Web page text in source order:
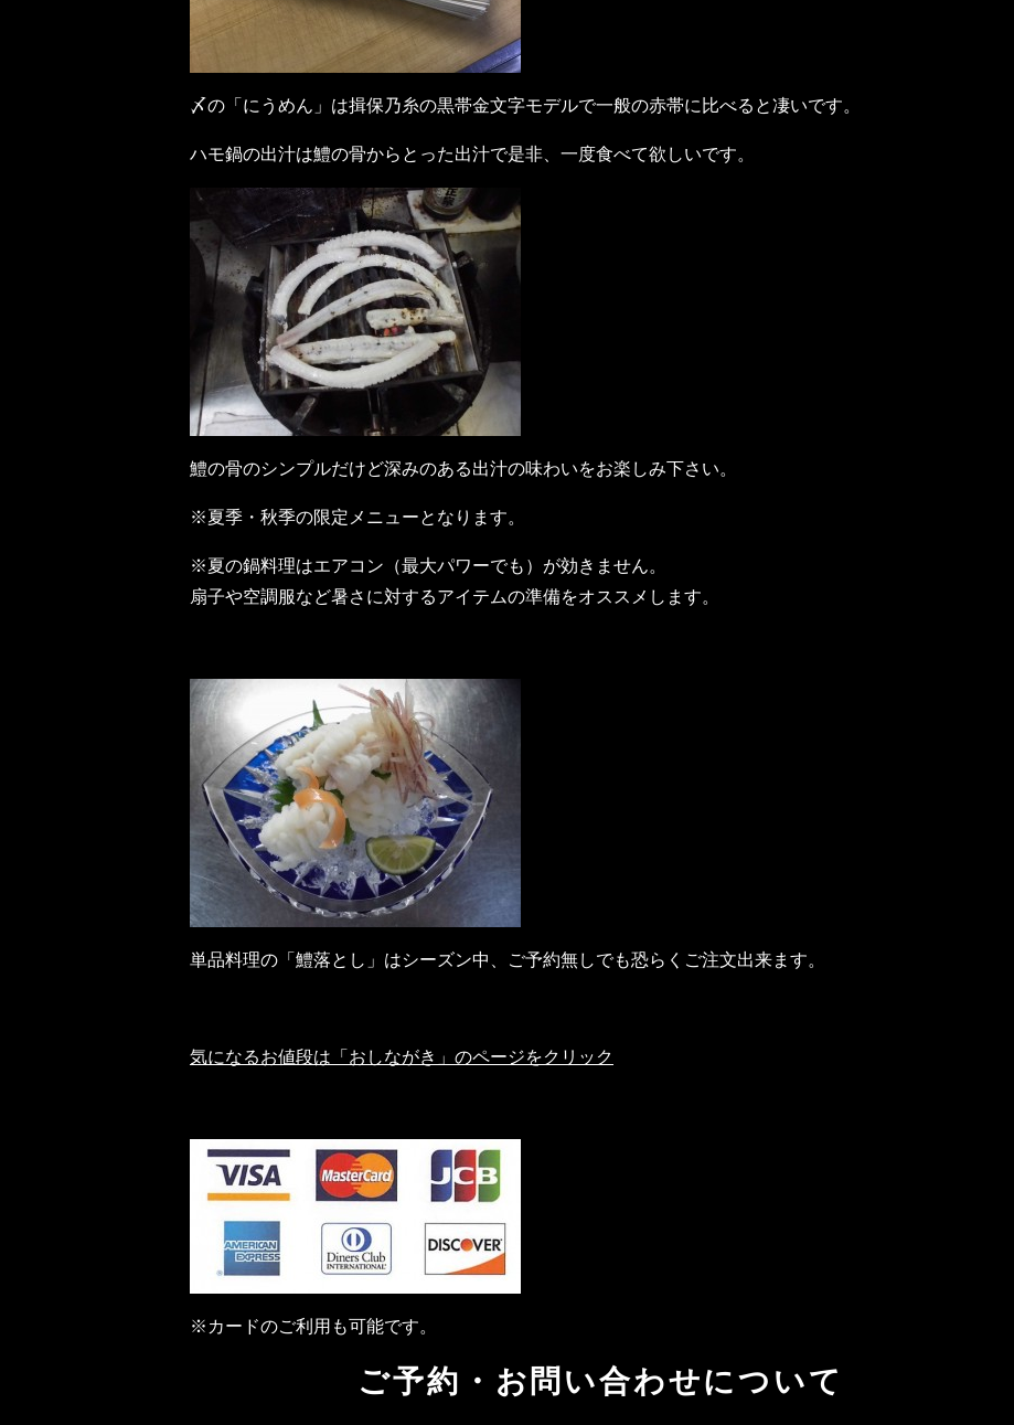
〆の「にうめん」は揖保乃糸の黒帯金文字モデルで一般の赤帯に比べると凄いです。
ハモ鍋の出汁は鱧の骨からとった出汁で是非、一度食べて欲しいです。
鱧の骨のシンプルだけど深みのある出汁の味わいをお楽しみ下さい。
※夏季・秋季の限定メニューとなります。
※夏の鍋料理はエアコン（最大パワーでも）が効きません。
扇子や空調服など暑さに対するアイテムの準備をオススメします。
単品料理の「鱧落とし」はシーズン中、ご予約無しでも恐らくご注文出来ます。
気になるお値段は「おしながき」のページをクリック
※カードのご利用も可能です。
ご予約・お問い合わせについて